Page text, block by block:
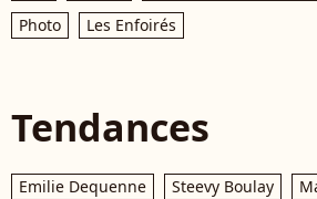
Photo
Les Enfoirés
Tendances
Emilie Dequenne Steevy Boulay